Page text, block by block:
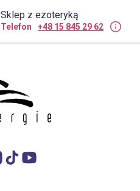
Sklep z ezoteryką
Telefon +48 15 845 29 62